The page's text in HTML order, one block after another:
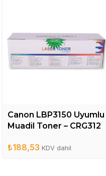
Canon LBP3150 Uyumlu
Muadil Toner – CRG312
₺188,53 KDV dahil